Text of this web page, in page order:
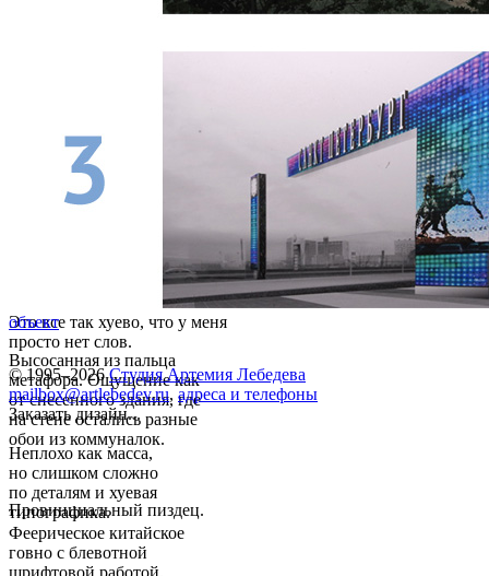
Это все так хуево, что у меня
просто нет слов.
Высосанная из пальца
метафора. Ощущение как
от снесенного здания, где
на стене остались разные
обои из коммуналок.
Неплохо как масса,
но слишком сложно
по деталям и хуевая
типографика.
Провинциальный пиздец.
Феерическое китайское
говно с блевотной
шрифтовой работой.
объект
© 1995–2026 Студия Артемия Лебедева
mailbox@artlebedev.ru, адреса и телефоны
Заказать дизайн...